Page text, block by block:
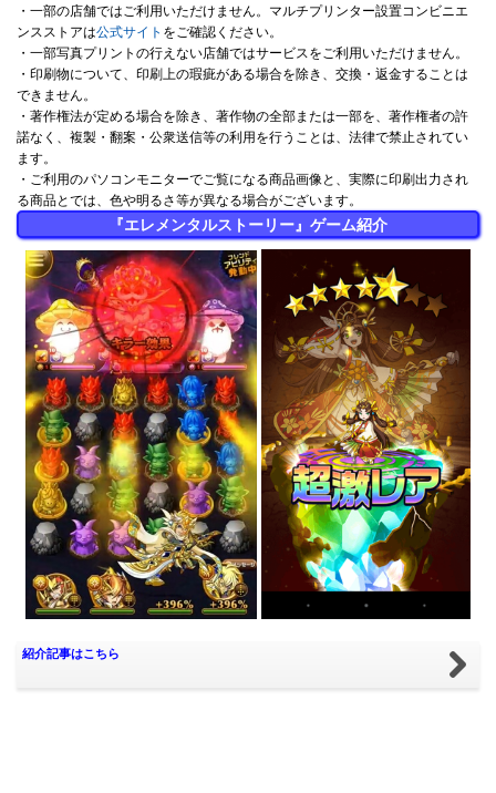
・一部の店舗ではご利用いただけません。マルチプリンター設置コンビニエ
ンスストアは公式サイト をご確認ください。
・一部写真プリントの行えない店舗ではサービスをご利用いただけません。
・印刷物について、印刷上の瑕疵がある場合を除き、交換・返金することは
できません。
・著作権法が定める場合を除き、著作物の全部または一部を、著作権者の許
諾なく、複製・翻案・公衆送信等の利用を行うことは、法律で禁止されてい
ます。
・ご利用のパソコンモニターでご覧になる商品画像と、実際に印刷出力され
る商品とでは、色や明るさ等が異なる場合がございます。
『エレメンタルストーリー』ゲーム紹介
紹介記事はこちら